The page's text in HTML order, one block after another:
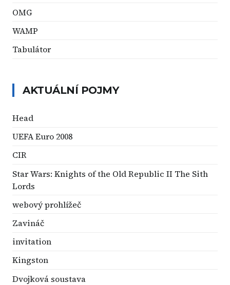
OMG
WAMP
Tabulátor
AKTUÁLNÍ POJMY
Head
UEFA Euro 2008
CIR
Star Wars: Knights of the Old Republic II The Sith
Lords
webový prohlížeč
Zavináč
invitation
Kingston
Dvojková soustava